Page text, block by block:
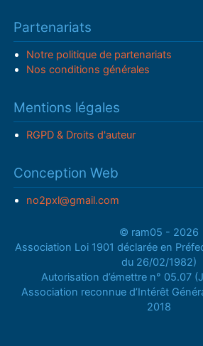
Partenariats
Notre politique de partenariats
Nos conditions générales
Mentions légales
RGPD & Droits d'auteur
Conception Web
no2pxl@gmail.com
© ram05 - 2026
Association Loi 1901 déclarée en
du 26/02/1982)
Autorisation d’émettre n° 05.07
Association reconnue d’Intérêt
2018